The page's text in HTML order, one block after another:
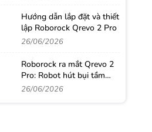
Hướng dẫn lắp đặt và thiết
lập Roborock Qrevo 2 Pro
26/06/2026
Roborock ra mắt Qrevo 2
Pro: Robot hút bụi tầm
trung với loạt công nghệ
26/06/2026